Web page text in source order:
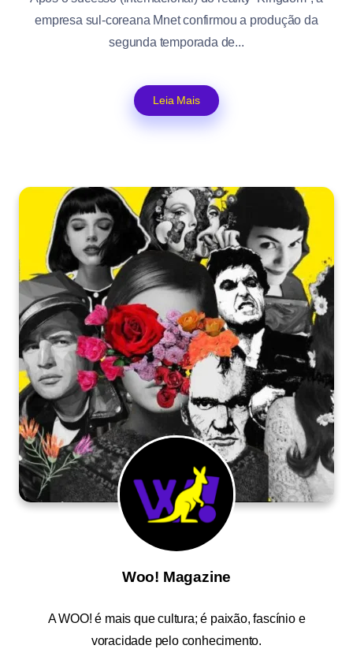
empresa sul-coreana Mnet confirmou a produção da
segunda temporada de...
Leia Mais
Woo! Magazine
AWOO! é mais que cultura; é paixão, fascínio e
voracidade pelo conhecimento.